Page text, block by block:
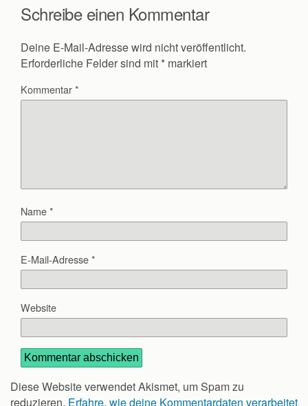
Schreibe einen Kommentar
Deine E-Mail-Adresse wird nicht veröffentlicht.
Erforderliche Felder sind mit * markiert
Kommentar*
Name*
E-Mail-Adresse*
Website
Diese Website verwendet Akismet, um Spam zu
reduzieren. Erfahre, wie deine Kommentardaten verarbeitet